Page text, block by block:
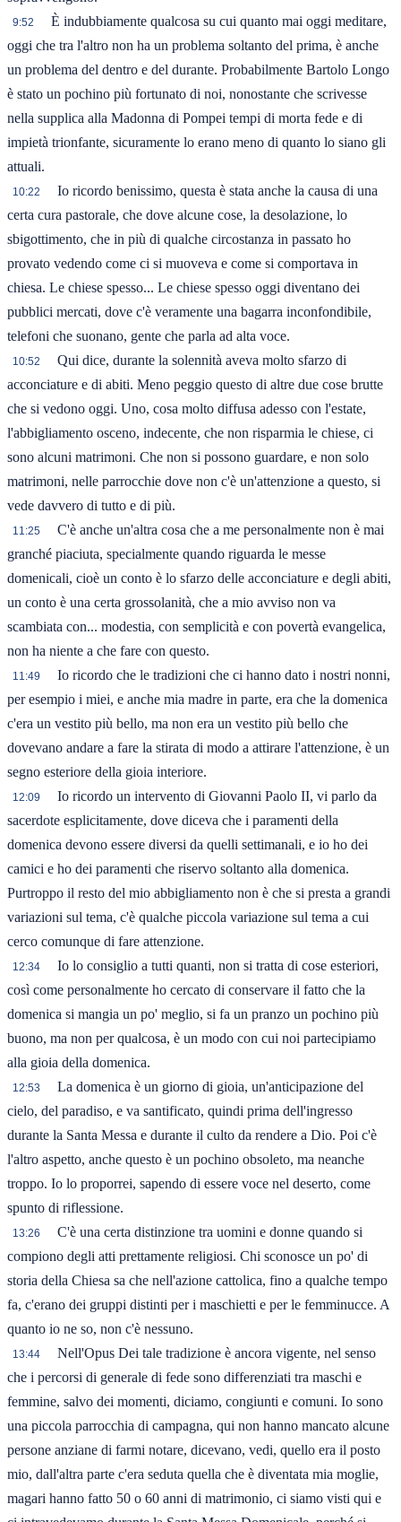
9:52
È indubbiamente qualcosa su cui quanto mai oggi meditare,
oggi che tra l'altro non ha un problema soltanto del prima, è anche
un problema del dentro e del durante. Probabilmente Bartolo Longo
è stato un pochino più fortunato di noi, nonostante che scrivesse
nella supplica alla Madonna di Pompei tempi di morta fede e di
impietà trionfante, sicuramente lo erano meno di quanto lo siano gli
attuali.
10:22
Io ricordo benissimo, questa è stata anche la causa di una
certa cura pastorale, che dove alcune cose, la desolazione, lo
sbigottimento, che in più di qualche circostanza in passato ho
provato vedendo come ci si muoveva e come si comportava in
chiesa. Le chiese spesso... Le chiese spesso oggi diventano dei
pubblici mercati, dove c'è veramente una bagarra inconfondibile,
telefoni che suonano, gente che parla ad alta voce.
10:52
Qui dice, durante la solennità aveva molto sfarzo di
acconciature e di abiti. Meno peggio questo di altre due cose brutte
che si vedono oggi. Uno, cosa molto diffusa adesso con l'estate,
l'abbigliamento osceno, indecente, che non risparmia le chiese, ci
sono alcuni matrimoni. Che non si possono guardare, e non solo
matrimoni, nelle parrocchie dove non c'è un'attenzione a questo, si
vede davvero di tutto e di più.
11:25
C'è anche un'altra cosa che a me personalmente non è mai
granché piaciuta, specialmente quando riguarda le messe
domenicali, cioè un conto è lo sfarzo delle acconciature e degli abiti,
un conto è una certa grossolanità, che a mio avviso non va
scambiata con... modestia, con semplicità e con povertà evangelica,
non ha niente a che fare con questo.
11:49
Io ricordo che le tradizioni che ci hanno dato i nostri nonni,
per esempio i miei, e anche mia madre in parte, era che la domenica
c'era un vestito più bello, ma non era un vestito più bello che
dovevano andare a fare la stirata di modo a attirare l'attenzione, è un
segno esteriore della gioia interiore.
12:09
Io ricordo un intervento di Giovanni Paolo II, vi parlo da
sacerdote esplicitamente, dove diceva che i paramenti della
domenica devono essere diversi da quelli settimanali, e io ho dei
camici e ho dei paramenti che riservo soltanto alla domenica.
Purtroppo il resto del mio abbigliamento non è che si presta a grandi
variazioni sul tema, c'è qualche piccola variazione sul tema a cui
cerco comunque di fare attenzione.
12:34
Io lo consiglio a tutti quanti, non si tratta di cose esteriori,
così come personalmente ho cercato di conservare il fatto che la
domenica si mangia un po' meglio, si fa un pranzo un pochino più
buono, ma non per qualcosa, è un modo con cui noi partecipiamo
alla gioia della domenica.
12:53
La domenica è un giorno di gioia, un'anticipazione del
cielo, del paradiso, e va santificato, quindi prima dell'ingresso
durante la Santa Messa e durante il culto da rendere a Dio. Poi c'è
l'altro aspetto, anche questo è un pochino obsoleto, ma neanche
troppo. Io lo proporrei, sapendo di essere voce nel deserto, come
spunto di riflessione.
13:26
C'è una certa distinzione tra uomini e donne quando si
compiono degli atti prettamente religiosi. Chi sconosce un po' di
storia della Chiesa sa che nell'azione cattolica, fino a qualche tempo
fa, c'erano dei gruppi distinti per i maschietti e per le femminucce. A
quanto io ne so, non c'è nessuno.
13:44
Nell'Opus Dei tale tradizione è ancora vigente, nel senso
che i percorsi di generale di fede sono differenziati tra maschi e
femmine, salvo dei momenti, diciamo, congiunti e comuni. Io sono
una piccola parrocchia di campagna, qui non hanno mancato alcune
persone anziane di farmi notare, dicevano, vedi, quello era il posto
mio, dall'altra parte c'era seduta quella che è diventata mia moglie,
magari hanno fatto 50 o 60 anni di matrimonio, ci siamo visti qui e